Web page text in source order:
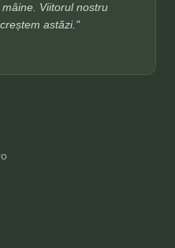
Viitorul nostru
astăzi."